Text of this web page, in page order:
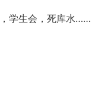
学生会，死库水……